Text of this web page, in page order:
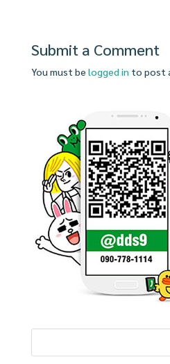
Submit a Comment
You must be logged in to post